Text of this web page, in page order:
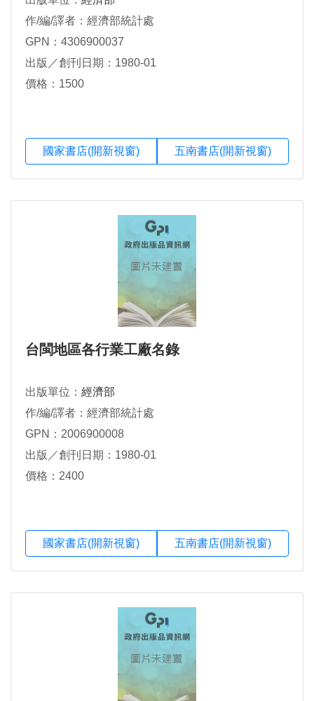
作/編/譯者：經濟部統計處
GPN：4306900037
出版／創刊日期：1980-01
價格：1500
國家書店(開新視窗) 五南書店(開新視窗)
台閩地區各行業工廠名錄
出版單位： 經濟部
作/編/譯者：經濟部統計處
GPN：2006900008
出版／創刊日期：1980-01
價格：2400
國家書店(開新視窗) 五南書店(開新視窗)